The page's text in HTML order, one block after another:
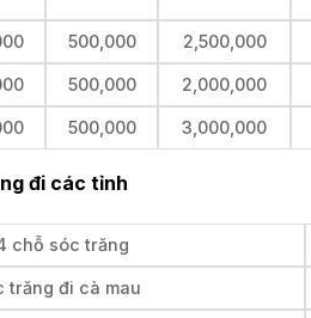
500,000 2,500,000
500,000 2,000,000
500,000 3,000,000
đi các tỉnh
chỗ sóc trăng
trăng đi cà mau